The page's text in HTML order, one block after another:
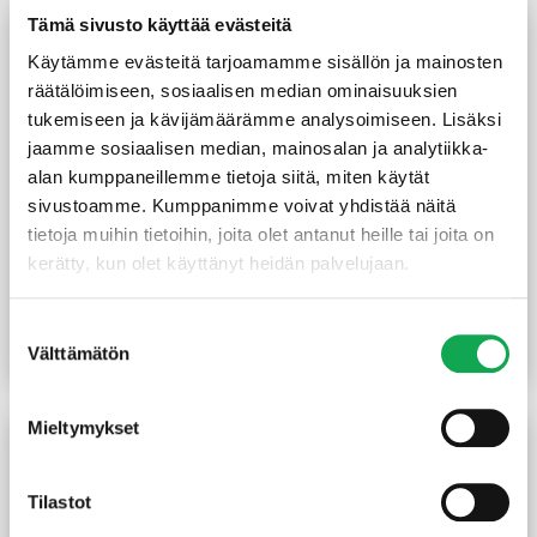
Tämä sivusto käyttää evästeitä
Käytämme evästeitä tarjoamamme sisällön ja mainosten
räätälöimiseen, sosiaalisen median ominaisuuksien
tukemiseen ja kävijämäärämme analysoimiseen. Lisäksi
jaamme sosiaalisen median, mainosalan ja analytiikka-
alan kumppaneillemme tietoja siitä, miten käytät
sivustoamme. Kumppanimme voivat yhdistää näitä
tietoja muihin tietoihin, joita olet antanut heille tai joita on
kerätty, kun olet käyttänyt heidän palvelujaan.
valinta
Välttämätön
Mieltymykset
Tilastot
Palkkikenkä N-malli
Lue lisää
Kulmalevy 105x105x90x3